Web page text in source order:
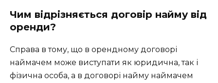
Чим відрізняється договір найму від
оренди?
Справа в тому, що в орендному договорі
наймачем може виступати як юридична, так і
фізична особа, а в договорі найму наймачем